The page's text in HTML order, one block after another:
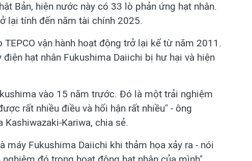
Bản, hiện nước này có 33 lò phản ứng hạt nhân.
lại tính đến năm tài chính 2025.
vận hành hoạt động trở lại kể từ năm 2011.
điện hạt nhân Fukushima Daiichi bị hư hại và hiện
vào 15 năm trước. Đó là một trải nghiệm
rất nhiều điều và hối hận rất nhiều" - ông
Kariwa, chia sẻ.
máy Fukushima Daiichi khi thảm họa xảy ra - nói